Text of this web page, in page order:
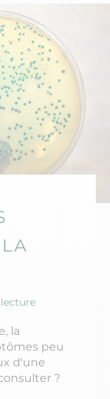
la
peu
d'une
?